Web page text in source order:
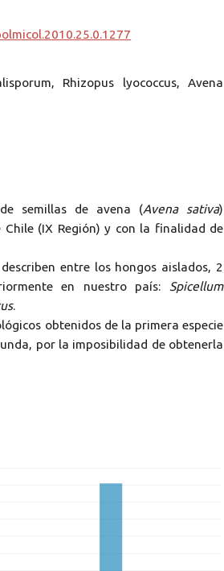
Rhizopus lyococcus, Avena
semillas de avena (Avena sativa)
(IX Región) y con la finalidad de
entre los hongos aislados, 2
en nuestro país: Spicellum
.
obtenidos de la primera especie
por la imposibilidad de obtenerla